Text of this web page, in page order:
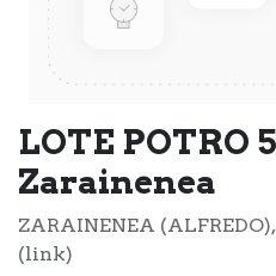
LOTE POTRO
Zarainenea
ZARAINENEA
(link)